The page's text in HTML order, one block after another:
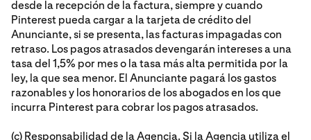
desde la recepción de la factura, siempre y cuando
Pinterest pueda cargar a la tarjeta de crédito del
Anunciante, si se presenta, las facturas impagadas con
retraso. Los pagos atrasados devengarán intereses a una
tasa del 1,5% por mes o la tasa más alta permitida por la
ley, la que sea menor. El Anunciante pagará los gastos
razonables y los honorarios de los abogados en los que
incurra Pinterest para cobrar los pagos atrasados.
(c) Responsabilidad de la Agencia. Si la Agencia utiliza el